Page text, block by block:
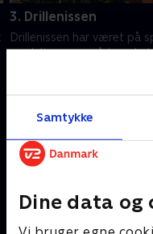
Samtykke
Dine data og
3. Drillenissen
Drillenissen har været på
og deltagerne må tage
Andre så også